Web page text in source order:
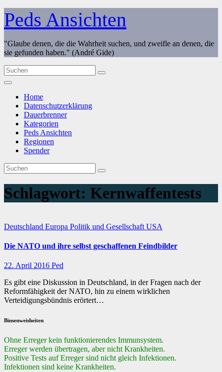
Zum
Inhalt
springen
Peds Ansichten
"Glaube denen, die die Wahrheit suchen, und zweifle an denen, die
sie gefunden haben." (André Gide)
Home
Datenschutzerklärung
Dauerbrenner
Kategorien
Peds Ansichten
Regionen
Spender
Schlagwort: Kernwaffentests
Deutschland Europa Politik und Gesellschaft USA
Die NATO und ihre selbst geschaffenen Feindbilder
22. April 2016 Ped
Es gibt eine Diskussion in Deutschland, in der Fragen nach der
Reformfähigkeit der NATO, hin zu einem wirklichen
Verteidigungsbündnis erörtert…
Binsenweisheiten
Ohne Erreger kein funktionierendes Immunsystem.
Erreger werden übertragen, aber nicht Krankheiten.
Positive Tests auf Erreger sind nicht gleich Infektionen.
Infektionen sind keine Krankheiten.